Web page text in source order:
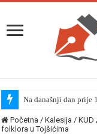
Na današnji dan prije
Početna / Kalesija / KUD
folklora u Tojšićima